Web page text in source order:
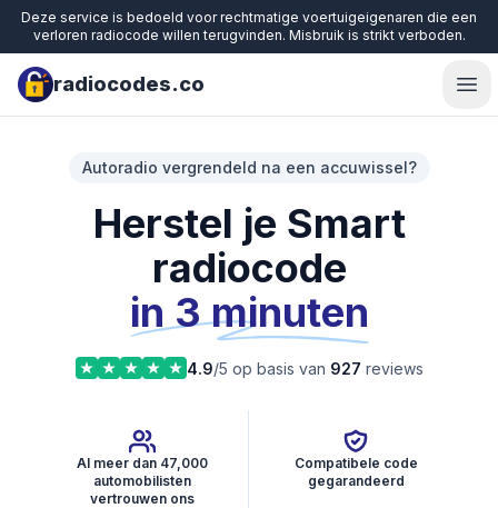
Deze service is bedoeld voor rechtmatige voertuigeigenaren die een
verloren radiocode willen terugvinden. Misbruik is strikt verboden.
radiocodes.co
Autoradio vergrendeld na een accuwissel?
Herstel je Smart
radiocode
in 3 minuten
4.9/5 op basis van 927 reviews
Al meer dan 47,000
automobilisten
vertrouwen ons
Compatibele code
gegarandeerd